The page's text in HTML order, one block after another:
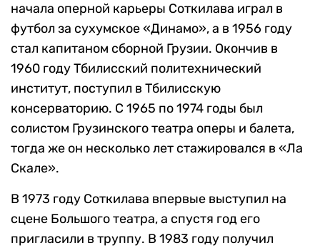
начала оперной карьеры Соткилава играл в
футбол за сухумское «Динамо», а в 1956 году
стал капитаном сборной Грузии. Окончив в
1960 году Тбилисский политехнический
институт, поступил в Тбилисскую
консерваторию. C 1965 по 1974 годы был
солистом Грузинского театра оперы и балета,
тогда же он несколько лет стажировался в «Ла
Скале».
В 1973 году Соткилава впервые выступил на
сцене Большого театра, а спустя год его
пригласили в труппу. В 1983 году получил